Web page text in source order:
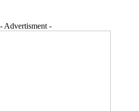
- Advertisment -